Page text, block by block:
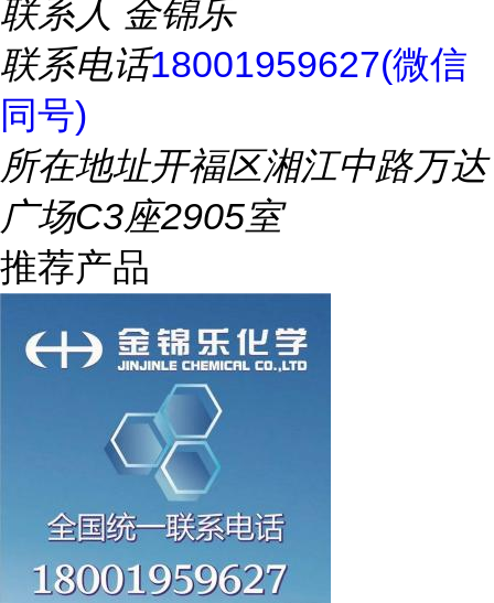
联系人 金锦乐
联系电话18001959627(微信
同号)
所在地址开福区湘江中路万达
广场C3座2905室
推荐产品